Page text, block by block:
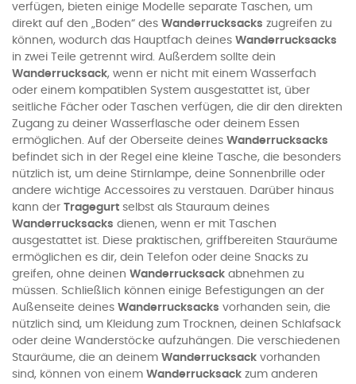
verfügen, bieten einige Modelle separate Taschen, um
direkt auf den „Boden“ des Wanderrucksacks zugreifen zu
können, wodurch das Hauptfach deines Wanderrucksacks
in zwei Teile getrennt wird. Außerdem sollte dein
Wanderrucksack, wenn er nicht mit einem Wasserfach
oder einem kompatiblen System ausgestattet ist, über
seitliche Fächer oder Taschen verfügen, die dir den direkten
Zugang zu deiner Wasserflasche oder deinem Essen
ermöglichen. Auf der Oberseite deines Wanderrucksacks
befindet sich in der Regel eine kleine Tasche, die besonders
nützlich ist, um deine Stirnlampe, deine Sonnenbrille oder
andere wichtige Accessoires zu verstauen. Darüber hinaus
kann der Tragegurt selbst als Stauraum deines
Wanderrucksacks dienen, wenn er mit Taschen
ausgestattet ist. Diese praktischen, griffbereiten Stauräume
ermöglichen es dir, dein Telefon oder deine Snacks zu
greifen, ohne deinen Wanderrucksack abnehmen zu
müssen. Schließlich können einige Befestigungen an der
Außenseite deines Wanderrucksacks vorhanden sein, die
nützlich sind, um Kleidung zum Trocknen, deinen Schlafsack
oder deine Wanderstöcke aufzuhängen. Die verschiedenen
Stauräume, die an deinem Wanderrucksack vorhanden
sind, können von einem Wanderrucksack zum anderen